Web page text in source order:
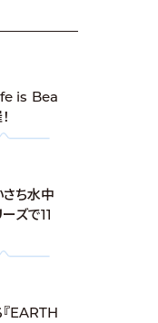
is Bea
ち水中
ズで11
EARTH